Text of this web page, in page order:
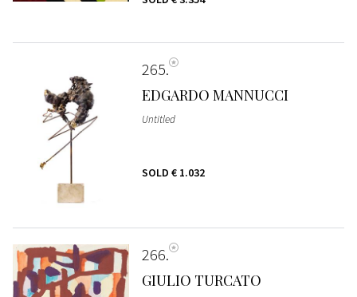
265
EDGARDO MANNUCCI
Untitled
SOLD € 1.032
266
GIULIO TURCATO